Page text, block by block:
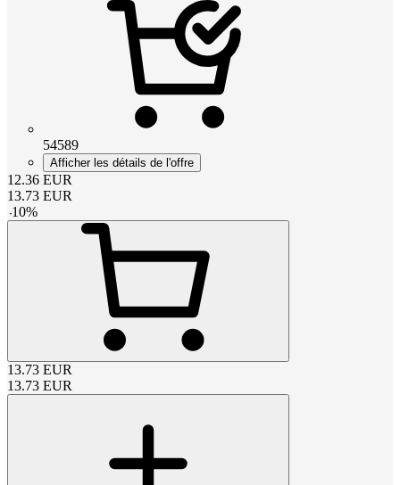
54589
Afficher les détails de l'offre
12.36 EUR
13.73 EUR
-10%
13.73 EUR
13.73 EUR